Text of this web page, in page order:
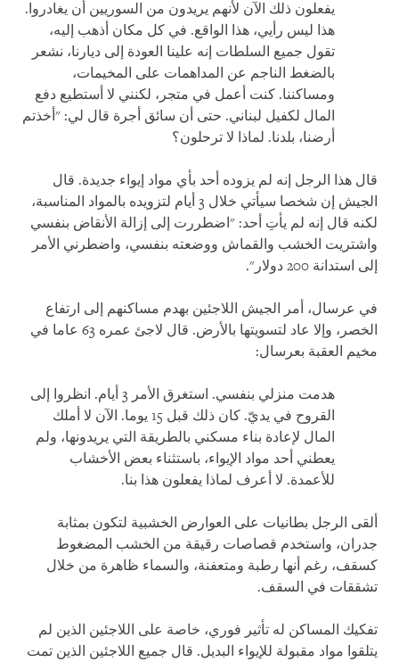
يفعلون ذلك الآن لأنهم يريدون من السوريين أن يغادروا.
هذا ليس رأيي، هذا الواقع. في كل مكان أذهب إليه،
تقول جميع السلطات إنه علينا العودة إلى ديارنا، نشعر
بالضغط الناجم عن المداهمات على المخيمات،
ومساكننا. كنت أعمل في متجر، لكنني لا أستطيع دفع
المال لكفيل لبناني. حتى أن سائق أجرة قال لي: "أخذتم
أرضنا، بلدنا. لماذا لا ترحلون؟
قال هذا الرجل إنه لم يزوده أحد بأي مواد إيواء جديدة. قال
الجيش إن شخصا سيأتي خلال 3 أيام لتزويده بالمواد المناسبة،
لكنه قال إنه لم يأتِ أحد: "اضطررت إلى إزالة الأنقاض بنفسي
واشتريت الخشب والقماش ووضعته بنفسي، واضطرني الأمر
إلى استدانة 200 دولار".
في عرسال، أمر الجيش اللاجئين بهدم مساكنهم إلى ارتفاع
الخصر، وإلا عاد لتسويتها بالأرض. قال لاجئ عمره 63 عاما في
مخيم العقبة بعرسال:
هدمت منزلي بنفسي. استغرق الأمر 3 أيام. انظروا إلى
القروح في يديّ. كان ذلك قبل 15 يوما. الآن لا أملك
المال لإعادة بناء مسكني بالطريقة التي يريدونها، ولم
يعطني أحد مواد الإيواء، باستثناء بعض الأخشاب
للأعمدة. لا أعرف لماذا يفعلون هذا بنا.
ألقى الرجل بطانيات على العوارض الخشبية لتكون بمثابة
جدران، واستخدم قصاصات رقيقة من الخشب المضغوط
كسقف، رغم أنها رطبة ومتعفنة، والسماء ظاهرة من خلال
تشققات في السقف.
تفكيك المساكن له تأثير فوري، خاصة على اللاجئين الذين لم
يتلقوا مواد مقبولة للإيواء البديل. قال جميع اللاجئين الذين تمت